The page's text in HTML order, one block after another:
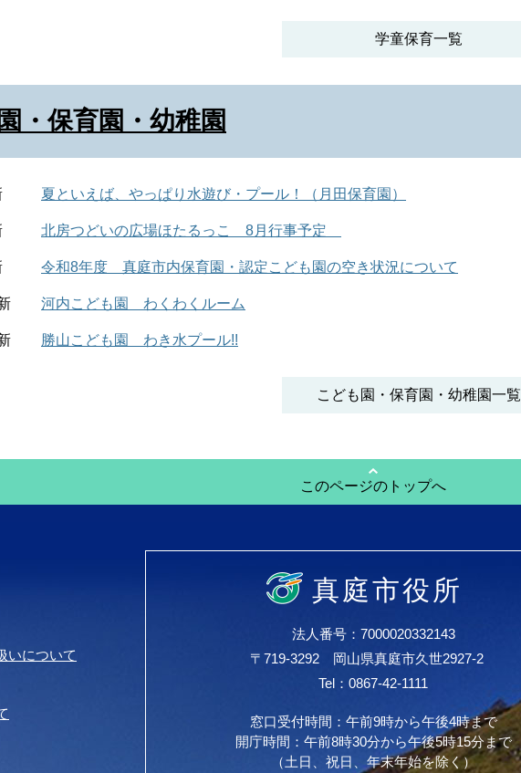
学童保育一覧
・保育園・幼稚園
夏といえば、やっぱり水遊び・プール！（月田保育園）
北房つどいの広場ほたるっこ 8月行事予定
令和8年度 真庭市内保育園・認定こども園の空き状況について
河内こども園 わくわくルーム
勝山こども園 わき水プール!!
こども園・保育園・幼稚園一覧
このページのトップへ
いについて
真庭市役所
法人番号：7000020332143
〒719-3292 岡山県真庭市久世2927-2
Tel：0867-42-1111
窓口受付時間：午前9時から午後4時まで
開庁時間：午前8時30分から午後5時15分まで
（土日、祝日、年末年始を除く）